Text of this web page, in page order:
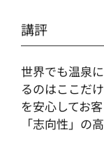
講評
世界でも温泉
るのはここだ
を安心してお
「志向性」の